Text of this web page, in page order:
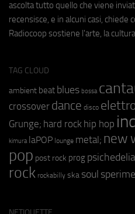
ascolta tutto quello che viene
recensisce, e in alcuni casi, chiede
Radiocoop sostiene l'arte, la
TAG CLOUD
ambient beat blues bossa
crossover dance disco
Grunge; hard rock hip hop
kimura laPOP lounge metal; new
pop post rock prog psichedelia
rock rockabilly ska soul